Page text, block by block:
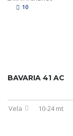
10
BAVARIA 41 AC
Vela 10-24 mt